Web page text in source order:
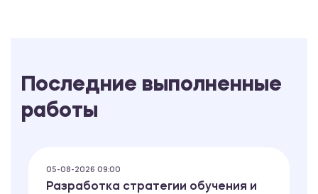
Последние выполненные
работы
05-08-2026 09:00
Разработка стратегии обучения и